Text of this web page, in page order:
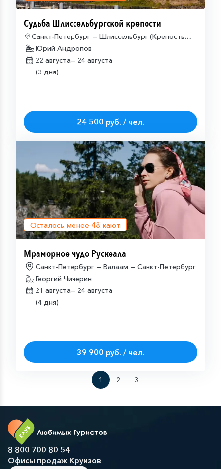
Судьба Шлиссельбургской крепости
Санкт-Петербург — Шлиссельбург (Крепость
Орешек) — Санкт-Петербург
Юрий Андропов
22 августа— 24 августа
(3 дня)
24 500 руб. / чел.
Осталось менее 48 кают
Мраморное чудо Рускеала
Санкт-Петербург — Валаам — Санкт-Петербург
Георгий Чичерин
21 августа— 24 августа
(4 дня)
39 900 руб. / чел.
1 2 3
8 800 700 80 54
Офисы продаж Круизов